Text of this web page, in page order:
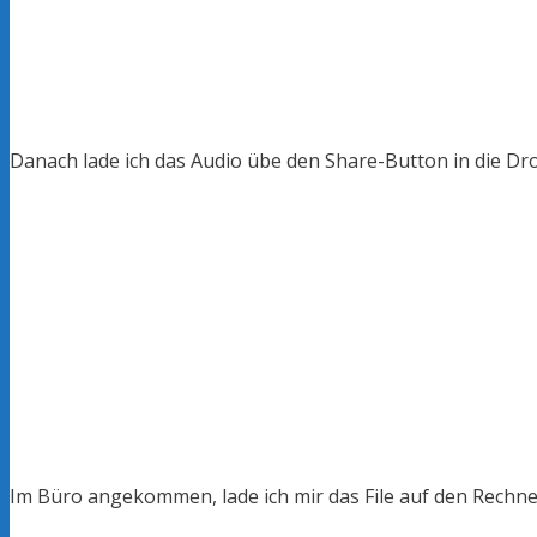
Danach lade ich das Audio übe den Share-Button in die
Im Büro angekommen, lade ich mir das File auf den